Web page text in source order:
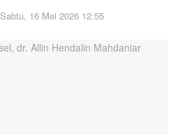
Sabtu, 16 Mei 2026 12:55